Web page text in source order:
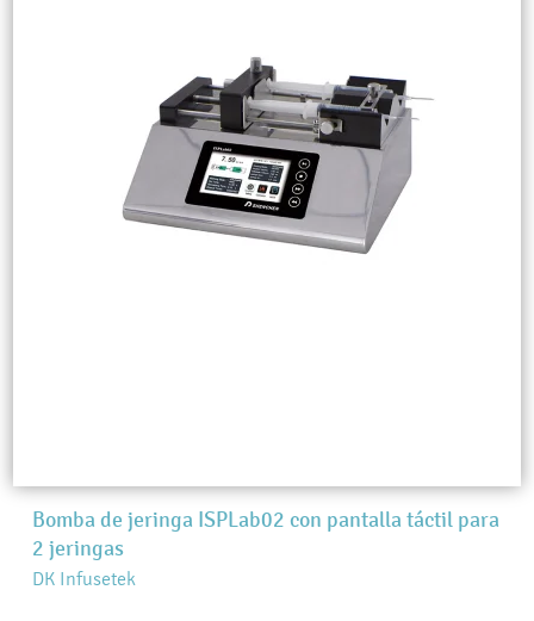
Bomba de jeringa ISPLab02 con pantalla táctil para
2 jeringas
DK Infusetek